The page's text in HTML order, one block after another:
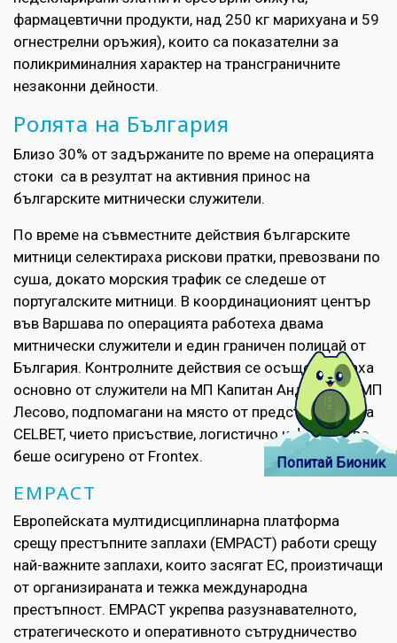
фармацевтични продукти, над 250 кг марихуана и 59
огнестрелни оръжия), които са показателни за
поликриминалния характер на трансграничните
незаконни дейности.
Ролята на България
Близо 30% от задържаните по време на операцията
стоки са в резултат на активния принос на
българските митнически служители.
По време на съвместните действия българските
митници селектираха рискови пратки, превозвани по
суша, докато морския трафик се следеше от
португалските митници. В координационият център
във Варшава по операцията работеха двама
митнически служители и един граничен полицай от
България. Контролните действия се осъществяваха
основно от служители на МП Капитан Андреево и МП
Лесово, подпомагани на място от представители на
CELBET, чието присъствие, логистично и финансово,
беше осигурено от Frontex.
EMPACT
Европейската мултидисциплинарна платформа
срещу престъпните заплахи (EMPACT) работи срещу
най-важните заплахи, които засягат ЕС, произтичащи
от организираната и тежка международна
престъпност. EMPACT укрепва разузнавателното,
стратегическото и оперативното сътрудничество
Попитай Бионик